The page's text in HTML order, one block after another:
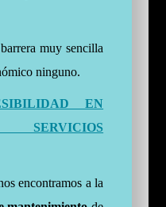
muy sencilla
ninguno.
EN
SERVICIOS
encontramos a la